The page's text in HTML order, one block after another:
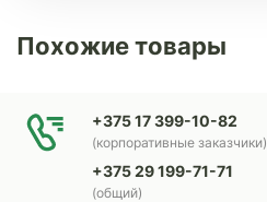
Похожие товары
+375 17 399-10-82
(корпоративные заказчики)
+375 29 199-71-71
(общий)